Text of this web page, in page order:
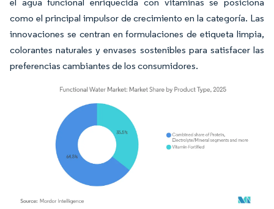
como el principal impulsor de crecimiento en la categoría. Las
innovaciones se centran en formulaciones de etiqueta limpia,
colorantes naturales y envases sostenibles para satisfacer las
preferencias cambiantes de los consumidores.